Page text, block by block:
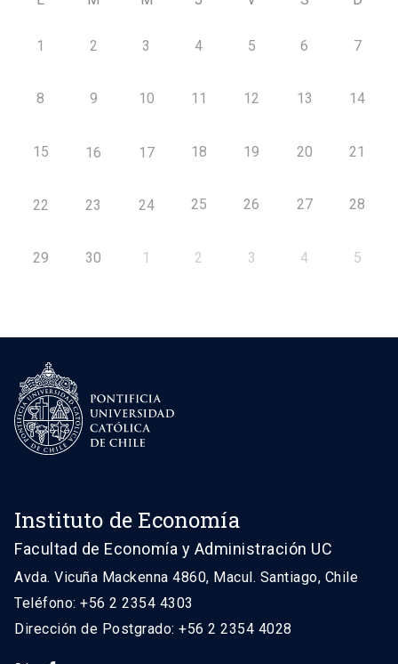
1 2 3 4 5 6 7
8 9 10 11 12 13 14
15 16 17 18 19 20 21
22 23 24 25 26 27 28
29 30 1 2 3 4 5
Instituto de Economía
Facultad de Economía y Administración UC
Avda. Vicuña Mackenna 4860, Macul. Santiago, Chile
Teléfono: +56 2 2354 4303
Dirección de Postgrado: +56 2 2354 4028